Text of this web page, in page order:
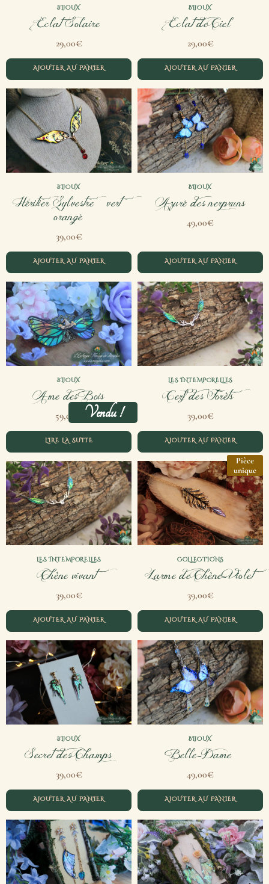
BIJOUX
Eclat Solaire
29,00€
AJOUTER AU PANIER
BIJOUX
Eclat de Ciel
29,00€
AJOUTER AU PANIER
BIJOUX
Héritier Sylvestre – vert
orangé
39,00€
AJOUTER AU PANIER
BIJOUX
Azuré des nerpruns
49,00€
AJOUTER AU PANIER
Vendu !
BIJOUX
Ame des Bois
59,00
LIRE LA SUITE
LES INTEMPORELLES
Cerf des Forêts
39,00€
AJOUTER AU PANIER
LES INTEMPORELLES
Chêne vivant
39,00€
AJOUTER AU PANIER
Pièce
unique
COLLECTIONS
Larme de Chêne-Violet
39,00€
AJOUTER AU PANIER
BIJOUX
Secret des Champs
39,00€
AJOUTER AU PANIER
BIJOUX
Belle-Dame
49,00€
AJOUTER AU PANIER